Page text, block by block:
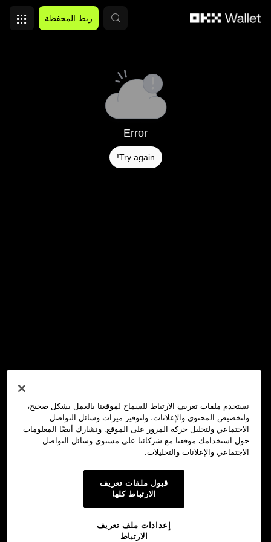
ربط المحفظة
Error
Try again!
نستخدم ملفات تعريف الارتباط للسماح لموقعنا بالعمل بشكل صحيح،
ولتخصيص المحتوى والإعلانات، ولتوفير ميزات وسائل التواصل
الاجتماعي ولتحليل حركة المرور على الموقع. ونشارك أيضًا المعلومات
حول استخدامك موقعنا مع شركائنا على مستوى وسائل التواصل
الاجتماعي والإعلانات والتحليلات.
قبول ملفات تعريف
الارتباط كلها
إعدادات ملف تعريف
الارتباط